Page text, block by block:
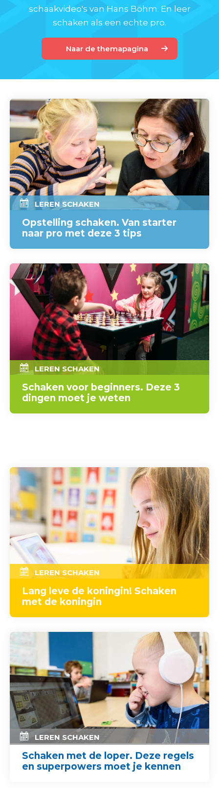
schaakvideo's van Hans Böhm. En leer
schaken als een echte pro.
Naar de themapagina
LEREN SCHAKEN
Opstelling schaken. Van starter
naar pro met deze 3 tips
LEREN SCHAKEN
Schaken voor beginners. Deze 3
dingen moet je weten
LEREN SCHAKEN
Lang leve de koningin! Schaken
met de koningin
LEREN SCHAKEN
Schaken met de loper. Deze regels
en superpowers moet je kennen